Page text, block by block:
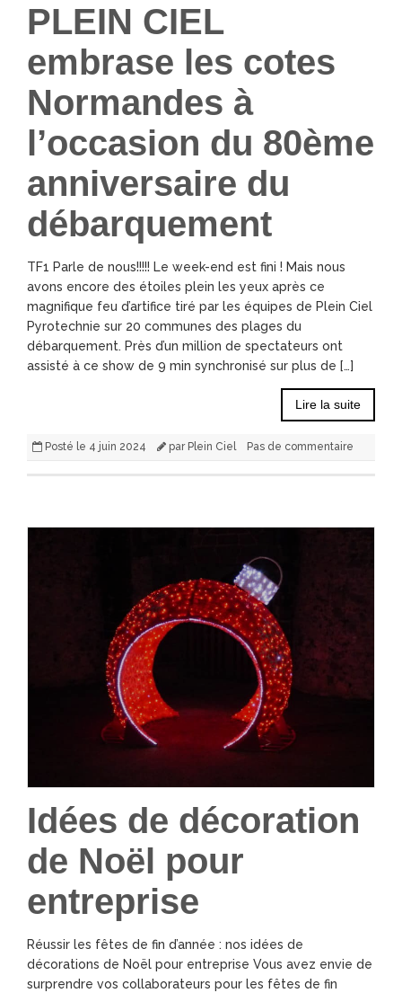
PLEIN CIEL
embrase les cotes
Normandes à
l’occasion du 80ème
anniversaire du
débarquement
TF1 Parle de nous!!!!! Le week-end est fini ! Mais nous
avons encore des étoiles plein les yeux après ce
magnifique feu d’artifice tiré par les équipes de Plein Ciel
Pyrotechnie sur 20 communes des plages du
débarquement. Près d’un million de spectateurs ont
assisté à ce show de 9 min synchronisé sur plus de […]
Lire la suite
Posté le 4 juin 2024 par Plein Ciel Pas de commentaire
Idées de décoration
de Noël pour
entreprise
Réussir les fêtes de fin d’année : nos idées de
décorations de Noël pour entreprise Vous avez envie de
surprendre vos collaborateurs pour les fêtes de fin